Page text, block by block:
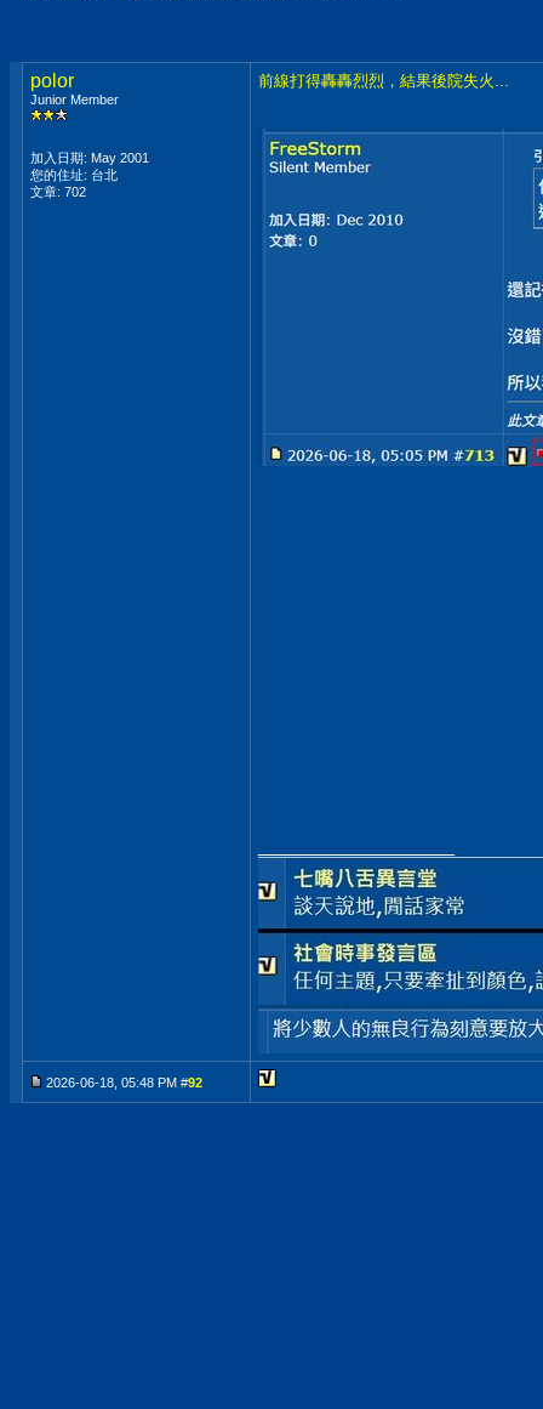
polor
Junior Member
加入日期: May 2001
您的住址: 台北
文章: 702
前線打得轟轟烈烈，結果後院失火...
2026-06-18, 05:48 PM #92